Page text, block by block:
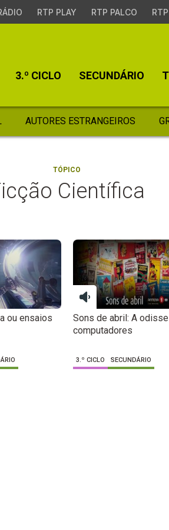
RTP PLAY RTP PALCO
3.º CICLO SECUNDÁRIO
AUTORES ESTRANGEIROS
TÓPICO
Científica
ou ensaios
Sons de abril: A
computadores
3.º CICLO SECUNDÁRIO